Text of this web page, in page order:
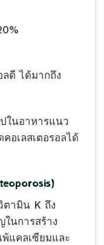
ลดี ได้มากถึง
ในอาหารแนว
อเลสเตอรอลได้
ตามิน K ถึง
นการสร้าง
แคลเซียมและ